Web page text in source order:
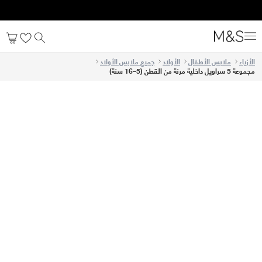
الأزياء ملابس الأطفال الأولاد جميع ملابس الأولاد
مجموعة 5 سراويل داخلية مرنة من القطن (5–16 سنة)